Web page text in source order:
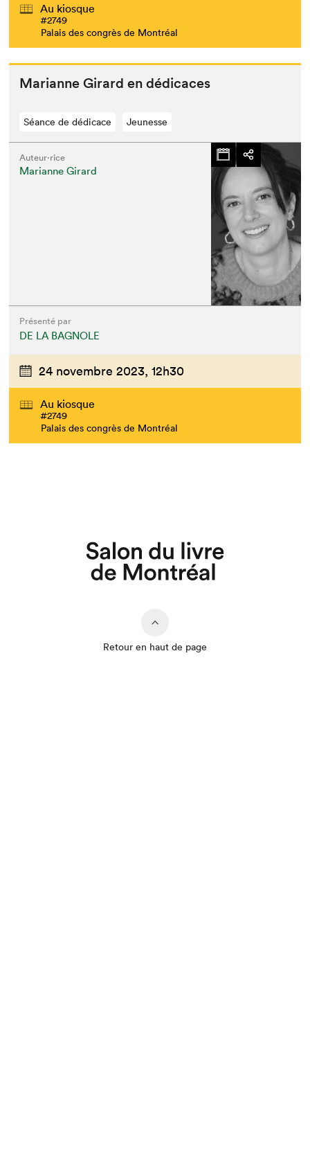
Que cherchez-vous?
Au kiosque
#2749
Palais des congrès de Montréal
Mar­i­anne Girard en dédicaces
Séance de dédicace Jeunesse
Auteur·rice
Marianne Girard
Présenté par
DE LA BAGNOLE
24 novembre 2023, 12h30
Au kiosque
#2749
Palais des congrès de Montréal
Retour en haut de page